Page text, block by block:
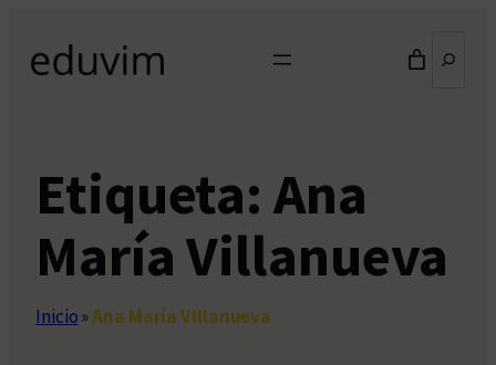
contenido
Etiqueta: Ana
María Villanueva
Inicio»Ana María Villanueva